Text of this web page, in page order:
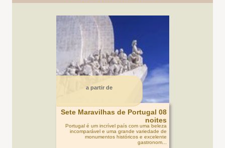
a partir de
Sete Maravilhas de Portugal 08
noites
Portugal é um incrível país com uma beleza
incomparável e uma grande variedade de
monumentos históricos e excelente
gastronom...